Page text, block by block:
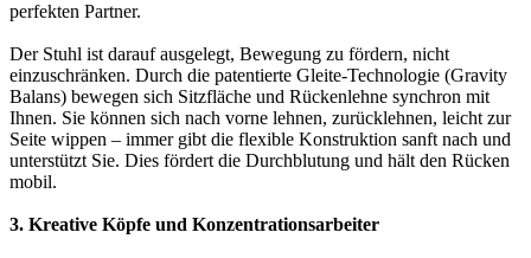
perfekten Partner.
Der Stuhl ist darauf ausgelegt, Bewegung zu fördern, nicht
einzuschränken. Durch die patentierte Gleite-Technologie (Gravity
Balans) bewegen sich Sitzfläche und Rückenlehne synchron mit
Ihnen. Sie können sich nach vorne lehnen, zurücklehnen, leicht zur
Seite wippen – immer gibt die flexible Konstruktion sanft nach und
unterstützt Sie. Dies fördert die Durchblutung und hält den Rücken
mobil.
3. Kreative Köpfe und Konzentrationsarbeiter